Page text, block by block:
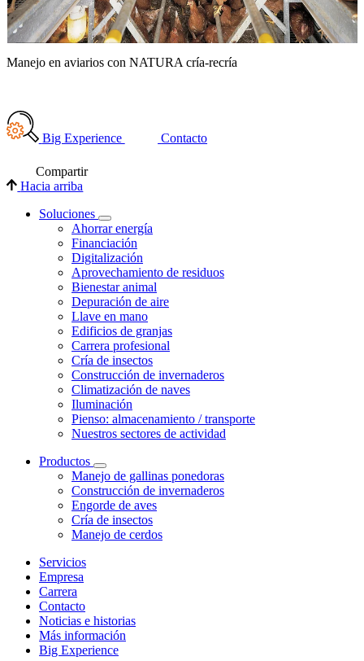
Manejo en aviarios con NATURA cría-recría
Big Experience Contacto
Compartir
Hacia arriba
Soluciones
Ahorrar energía
Financiación
Digitalización
Aprovechamiento de residuos
Bienestar animal
Depuración de aire
Llave en mano
Edificios de granjas
Carrera profesional
Cría de insectos
Construcción de invernaderos
Climatización de naves
Iluminación
Pienso: almacenamiento / transporte
Nuestros sectores de actividad
Productos
Manejo de gallinas ponedoras
Construcción de invernaderos
Engorde de aves
Cría de insectos
Manejo de cerdos
Servicios
Empresa
Carrera
Contacto
Noticias e historias
Más información
Big Experience